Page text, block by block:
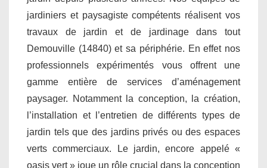
jardiniers et paysagiste compétents réalisent vos
travaux de jardin et de jardinage dans tout
Demouville (14840) et sa périphérie. En effet nos
professionnels expérimentés vous offrent une
gamme entière de services d’aménagement
paysager. Notamment la conception, la création,
l’installation et l’entretien de différents types de
jardin tels que des jardins privés ou des espaces
verts commerciaux. Le jardin, encore appelé «
oasis vert » joue un rôle crucial dans la conception